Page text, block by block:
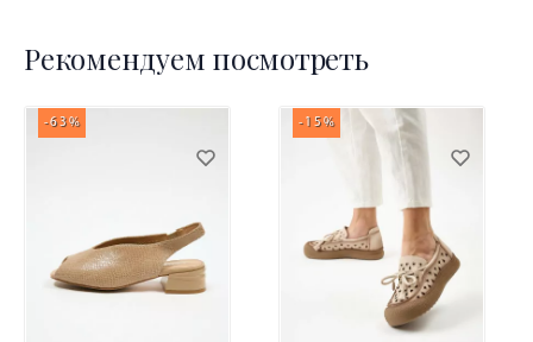
Рекомендуем посмотреть
-63% -15%